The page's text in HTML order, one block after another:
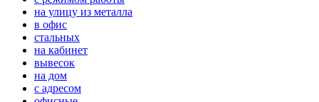
на улицу из металла
в офис
стальных
на кабинет
вывесок
на дом
с адресом